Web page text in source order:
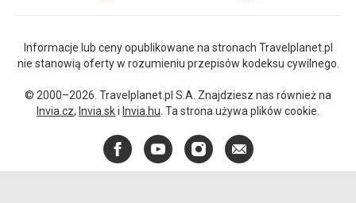
Informacje lub ceny opublikowane na stronach Travelplanet.pl
nie stanowią oferty w rozumieniu przepisów kodeksu cywilnego.
© 2000–2026. Travelplanet.pl S.A. Znajdziesz nas również na
Invia.cz, Invia.ski Invia.hu . Ta strona używa plików cookie.
FacebookYouTubeInstagram
E-
mail